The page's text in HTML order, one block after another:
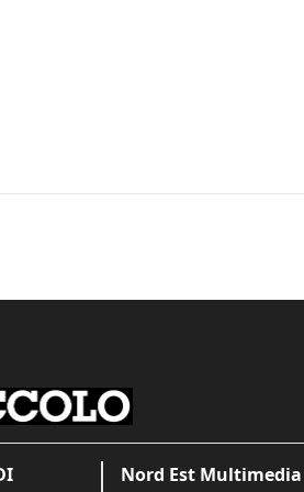
Nord Est Multimedia